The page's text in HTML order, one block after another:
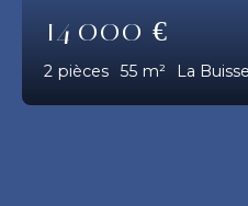
14 000 €
2 pièces 55 m² La